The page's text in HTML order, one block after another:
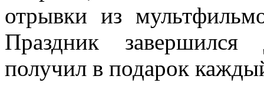
отрывки из
Праздник завершился
получил в подарок